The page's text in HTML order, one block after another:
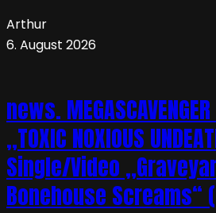
Arthur
6. August 2026
news.
„TOXIC NOXIOUS
Single/Video
Bonehouse Screams“